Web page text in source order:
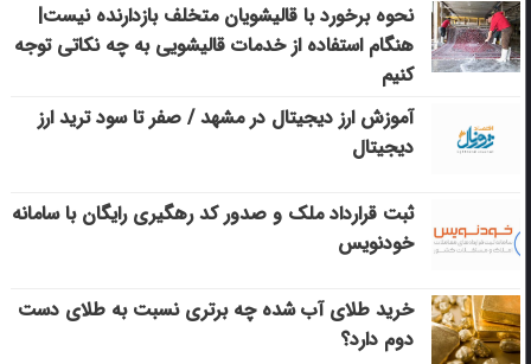
نحوه برخورد با قالیشویان متخلف بازدارنده نیست|
هنگام استفاده از خدمات قالیشویی به چه نکاتی توجه
کنیم
آموزش ارز دیجیتال در مشهد / صفر تا سود ترید ارز
دیجیتال
ثبت قرارداد ملک و صدور کد رهگیری رایگان با سامانه
خودنویس
خرید طلای آب شده چه برتری نسبت به طلای دست
دوم دارد؟